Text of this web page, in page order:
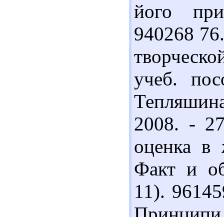
його
940268
учеб.
2008. -
оценка в
Факт и
11).